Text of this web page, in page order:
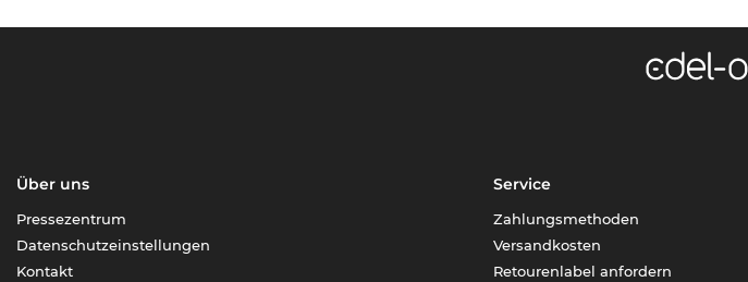
Über uns
Pressezentrum
Datenschutzeinstellungen
Kontakt
Service
Zahlungsmethoden
Versandkosten
Retourenlabel anfordern